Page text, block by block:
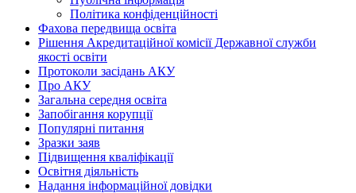
Політика конфіденційності
Фахова передвища освіта
Рішення Акредитаційної комісії Державної служби
якості освіти
Протоколи засідань АКУ
Про АКУ
Загальна середня освіта
Запобігання корупції
Популярні питання
Зразки заяв
Підвищення кваліфікації
Освітня діяльність
Надання інформаційної довідки